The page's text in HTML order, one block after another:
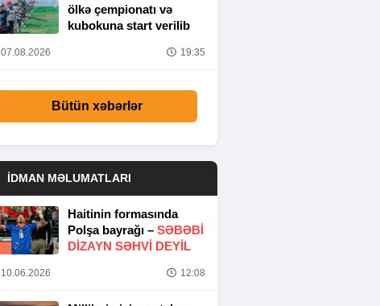
ölkə çempionatı və
kubokuna start verilib
07.08.2026 19:35
Bütün xəbərlər
İDMAN MƏLUMATLARI
Haitinin formasında
Polşa bayrağı – SƏBƏBI
DIZAYN SƏHVI DEYIL
10.06.2026 12:08